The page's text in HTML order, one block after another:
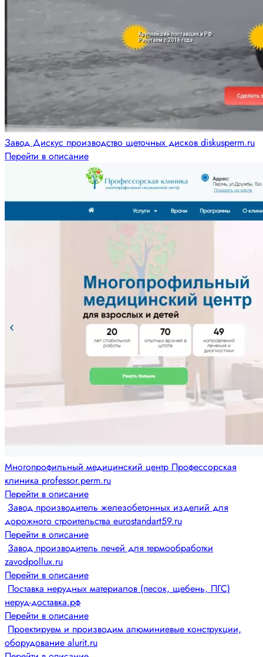
Завод Дискус производство щеточных дисков diskusperm.ru
Перейти в описание
Многопрофильный медицинский центр Профессорская
клиника professor.perm.ru
Перейти в описание
Завод производитель железобетонных изделий для
дорожного строительства eurostandart59.ru
Перейти в описание
Завод производитель печей для термообработки
zavodpollux.ru
Перейти в описание
Поставка нерудных материалов (песок, щебень, ПГС)
неруд-доставка.рф
Перейти в описание
Проектируем и производим алюминиевые конструкции,
оборудование alurit.ru